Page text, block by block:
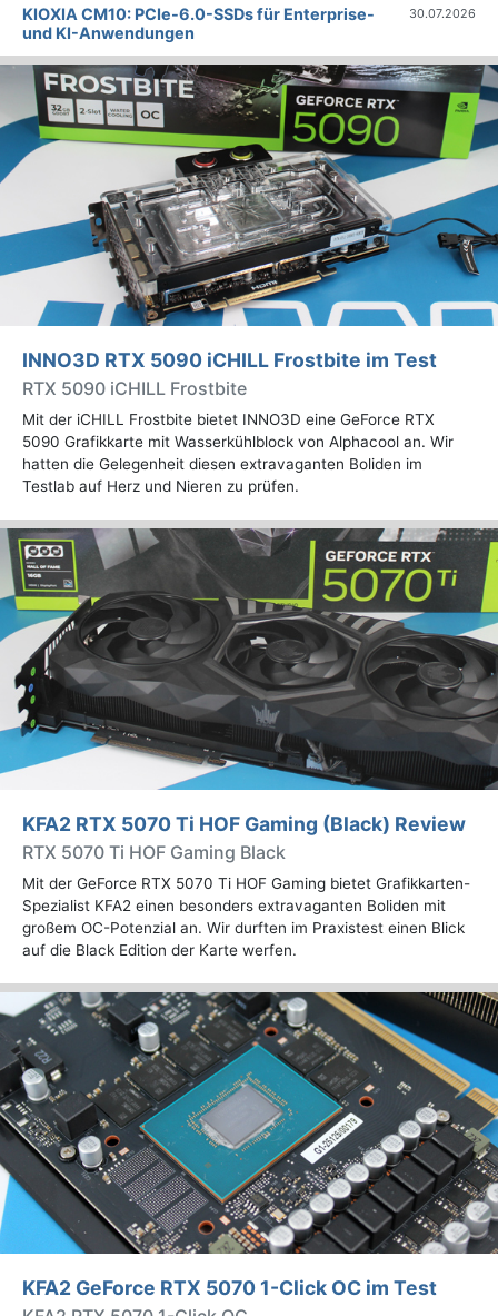
KIOXIA CM10: PCIe-6.0-SSDs für Enterprise-
und KI-Anwendungen
30.07.2026
INNO3D RTX 5090 iCHILL Frostbite im Test
RTX 5090 iCHILL Frostbite
Mit der iCHILL Frostbite bietet INNO3D eine GeForce RTX
5090 Grafikkarte mit Wasserkühlblock von Alphacool an. Wir
hatten die Gelegenheit diesen extravaganten Boliden im
Testlab auf Herz und Nieren zu prüfen.
KFA2 RTX 5070 Ti HOF Gaming (Black) Review
RTX 5070 Ti HOF Gaming Black
Mit der GeForce RTX 5070 Ti HOF Gaming bietet Grafikkarten-
Spezialist KFA2 einen besonders extravaganten Boliden mit
großem OC-Potenzial an. Wir durften im Praxistest einen Blick
auf die Black Edition der Karte werfen.
KFA2 GeForce RTX 5070 1-Click OC im Test